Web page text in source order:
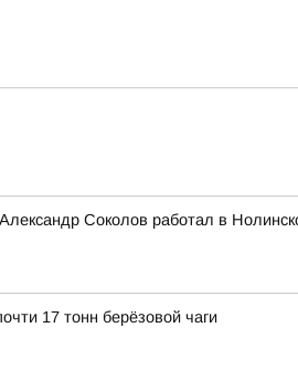
Соколов работал в
17 тонн берёзовой чаги